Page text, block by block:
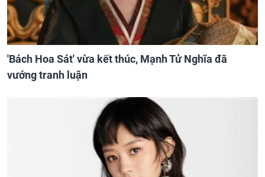
'Bách Hoa Sát' vừa kết thúc, Mạnh Tử Nghĩa đã
vướng tranh luận